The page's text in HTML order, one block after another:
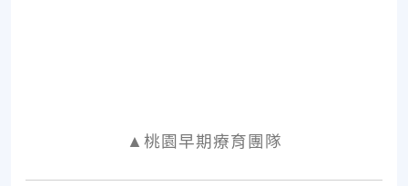
▲桃園早期療育團隊